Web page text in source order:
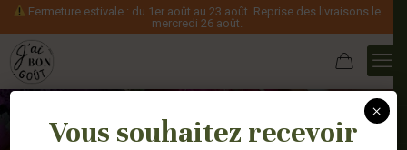
Fermeture estivale : du 1er août au 23 août. Reprise des livraisons le
mercredi 26 août.
Vous souhaitez recevoir
×